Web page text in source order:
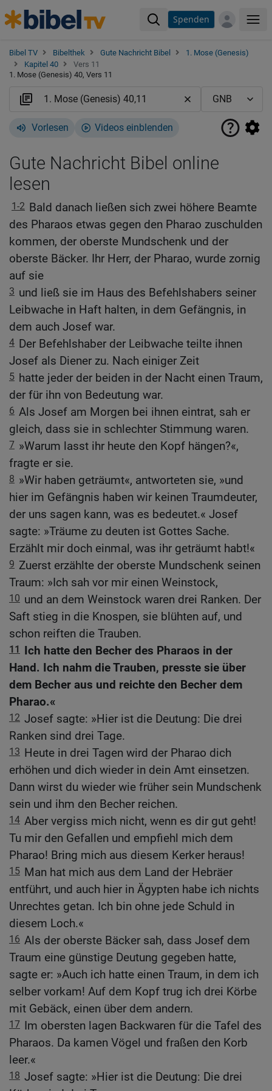
Spenden
Bibel TV Bibelthek Gute Nachricht Bibel
1. Mose (Genesis)
Kapitel 40
Vers 11
1. Mose (Genesis) 40, Vers 11
Vorlesen Videos einblenden
Gute Nachricht Bibel online
lesen
1-2 Bald danach ließen sich zwei höhere Beamte
des Pharaos etwas gegen den Pharao zuschulden
kommen, der oberste Mundschenk und der
oberste Bäcker. Ihr Herr, der Pharao, wurde zornig
auf sie
3 und ließ sie im Haus des Befehlshabers seiner
Leibwache in Haft halten, in dem Gefängnis, in
dem auch Josef war.
4 Der Befehlshaber der Leibwache teilte ihnen
Josef als Diener zu. Nach einiger Zeit
5 hatte jeder der beiden in der Nacht einen Traum,
der für ihn von Bedeutung war.
6 Als Josef am Morgen bei ihnen eintrat, sah er
gleich, dass sie in schlechter Stimmung waren.
7 »Warum lasst ihr heute den Kopf hängen?«,
fragte er sie.
8 »Wir haben geträumt«, antworteten sie, »und
hier im Gefängnis haben wir keinen Traumdeuter,
der uns sagen kann, was es bedeutet.« Josef
sagte: »Träume zu deuten ist Gottes Sache.
Erzählt mir doch einmal, was ihr geträumt habt!«
9 Zuerst erzählte der oberste Mundschenk seinen
Traum: »Ich sah vor mir einen Weinstock,
10 und an dem Weinstock waren drei Ranken. Der
Saft stieg in die Knospen, sie blühten auf, und
schon reiften die Trauben.
11 Ich hatte den Becher des Pharaos in der
Hand. Ich nahm die Trauben, presste sie über
dem Becher aus und reichte den Becher dem
Pharao.«
12 Josef sagte: »Hier ist die Deutung: Die drei
Ranken sind drei Tage.
13 Heute in drei Tagen wird der Pharao dich
erhöhen und dich wieder in dein Amt einsetzen.
Dann wirst du wieder wie früher sein Mundschenk
sein und ihm den Becher reichen.
14 Aber vergiss mich nicht, wenn es dir gut geht!
Tu mir den Gefallen und empfiehl mich dem
Pharao! Bring mich aus diesem Kerker heraus!
15 Man hat mich aus dem Land der Hebräer
entführt, und auch hier in Ägypten habe ich nichts
Unrechtes getan. Ich bin ohne jede Schuld in
diesem Loch.«
16 Als der oberste Bäcker sah, dass Josef dem
Traum eine günstige Deutung gegeben hatte,
sagte er: »Auch ich hatte einen Traum, in dem ich
selber vorkam! Auf dem Kopf trug ich drei Körbe
mit Gebäck, einen über dem andern.
17 Im obersten lagen Backwaren für die Tafel des
Pharaos. Da kamen Vögel und fraßen den Korb
leer.«
18 Josef sagte: »Hier ist die Deutung: Die drei